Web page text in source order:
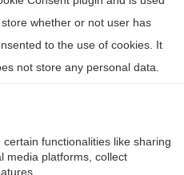
whether or not user has
to the use of cookies. It
not store any personal data.
functionalities like sharing
media platforms, collect